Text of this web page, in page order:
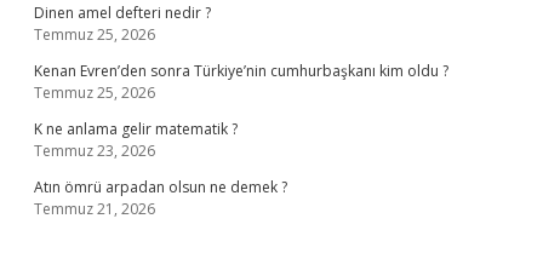
Dinen amel defteri nedir ?
Temmuz 25, 2026
Kenan Evren’den sonra Türkiye’nin cumhurbaşkanı kim oldu ?
Temmuz 25, 2026
K ne anlama gelir matematik ?
Temmuz 23, 2026
Atın ömrü arpadan olsun ne demek ?
Temmuz 21, 2026